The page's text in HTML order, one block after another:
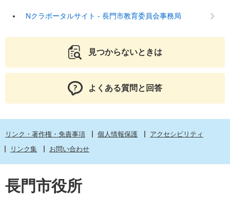
Nクラポータルサイト - 長門市教育委員会事務局
見つからないときは
よくある質問と回答
リンク・著作権・免責事項 個人情報保護
アクセシビリティ
リンク集
お問い合わせ
長門市役所